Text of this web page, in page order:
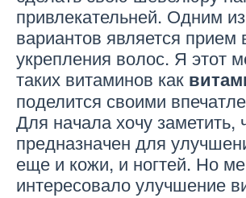
привлекательней. Одним
вариантов является
укрепления волос. Я этот
таких витаминов как
поделится своими
Для начала хочу
предназначен для
еще и кожи, и ногтей. Но
интересовало улучшение